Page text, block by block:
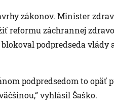
zákonov. Minister
reformu záchrannej
podpredseda vlády
podpredsedom to opäť
vyhlásil Šaško.